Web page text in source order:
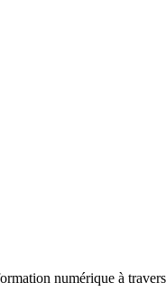
numérique à